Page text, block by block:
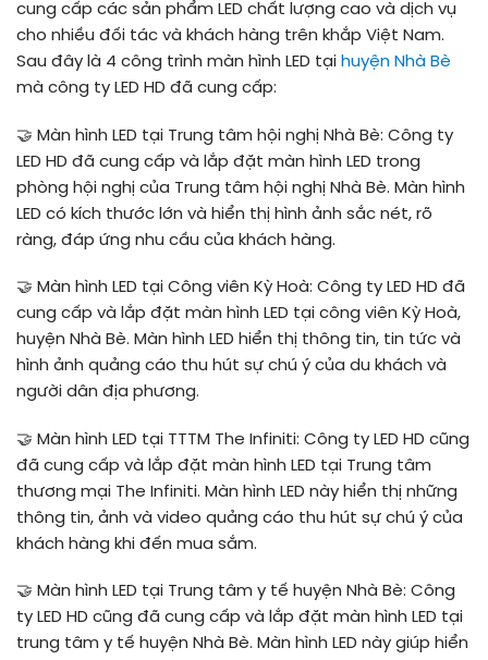
cung cấp các sản phẩm LED chất lượng cao và dịch vụ
cho nhiều đối tác và khách hàng trên khắp Việt Nam.
Sau đây là 4 công trình màn hình LED tại huyện Nhà Bè
mà công ty LED HD đã cung cấp:
🤝 Màn hình LED tại Trung tâm hội nghị Nhà Bè: Công ty
LED HD đã cung cấp và lắp đặt màn hình LED trong
phòng hội nghị của Trung tâm hội nghị Nhà Bè. Màn hình
LED có kích thước lớn và hiển thị hình ảnh sắc nét, rõ
ràng, đáp ứng nhu cầu của khách hàng.
🤝 Màn hình LED tại Công viên Kỳ Hoà: Công ty LED HD đã
cung cấp và lắp đặt màn hình LED tại công viên Kỳ Hoà,
huyện Nhà Bè. Màn hình LED hiển thị thông tin, tin tức và
hình ảnh quảng cáo thu hút sự chú ý của du khách và
người dân địa phương.
🤝 Màn hình LED tại TTTM The Infiniti: Công ty LED HD cũng
đã cung cấp và lắp đặt màn hình LED tại Trung tâm
thương mại The Infiniti. Màn hình LED này hiển thị những
thông tin, ảnh và video quảng cáo thu hút sự chú ý của
khách hàng khi đến mua sắm.
🤝 Màn hình LED tại Trung tâm y tế huyện Nhà Bè: Công
ty LED HD cũng đã cung cấp và lắp đặt màn hình LED tại
trung tâm y tế huyện Nhà Bè. Màn hình LED này giúp hiển